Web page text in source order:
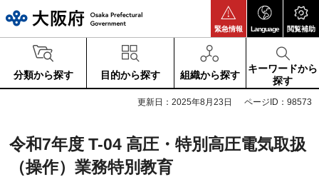
緊急情報 Language 閲覧補助
分類から探す 目的から探す 組織から探す
キーワードから
探す
更新日：2025年8月23日 ページID：98573
令和7年度 T-04 高圧・特別高圧電気取扱
（操作）業務特別教育